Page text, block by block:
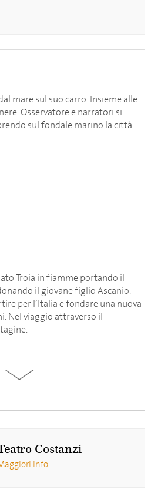
mare sul suo carro. Insieme alle
Osservatore e narratori si
sul fondale marino la città
Troia in fiamme portando il
il giovane figlio Ascanio.
per l’Italia e fondare una nuova
Nel viaggio attraverso il
e di dedicarsi
suo popolo. Didone dà un
la sua regina, assicurandole che
Costanzi
info